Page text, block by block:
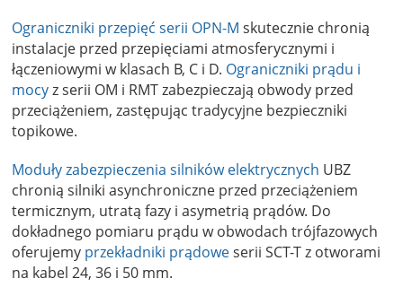
Ograniczniki przepięć serii OPN-M skutecznie chronią
instalacje przed przepięciami atmosferycznymi i
łączeniowymi w klasach B, C i D. Ograniczniki prądu i
mocyz serii OM i RMT zabezpieczają obwody przed
przeciążeniem, zastępując tradycyjne bezpieczniki
topikowe.
Moduły zabezpieczenia silników elektrycznych UBZ
chronią silniki asynchroniczne przed przeciążeniem
termicznym, utratą fazy i asymetrią prądów. Do
dokładnego pomiaru prądu w obwodach trójfazowych
oferujemy przekładniki prądoweserii SCT-T z otworami
na kabel 24, 36 i 50 mm.